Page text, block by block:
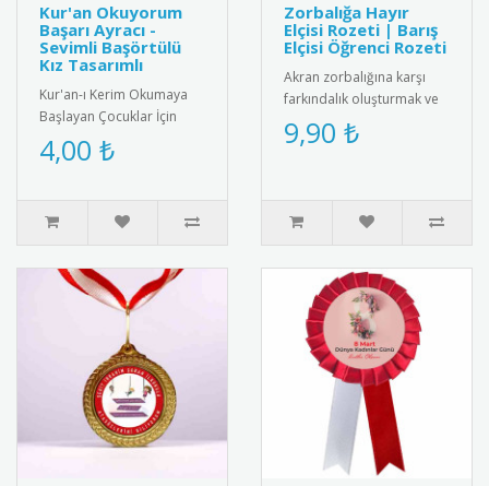
Kur'an Okuyorum
Başarı Ayracı -
Sevimli Başörtülü
Kız Tasarımlı
Kur'an-ı Kerim Okumaya
Başlayan Çocuklar İçin
Anlamlı Bir Hediye: Sevimli
Başörtülü Kız Tasarımlı Ku..
4,00 ₺
Zorbalığa Hayır
Elçisi Rozeti | Barış
Elçisi Öğrenci Rozeti
Akran zorbalığına karşı
farkındalık oluşturmak ve
barış elçisi öğrencileri
ödüllendirmek için tasarl..
9,90 ₺